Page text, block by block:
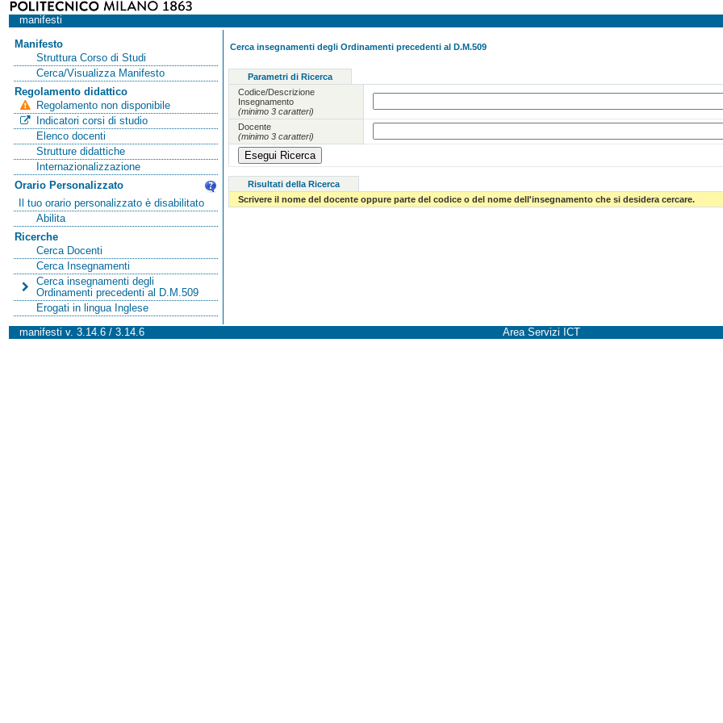
manifesti
Manifesto
Struttura Corso di Studi
Cerca/Visualizza Manifesto
Regolamento didattico
Regolamento non disponibile
Indicatori corsi di studio
Elenco docenti
Strutture didattiche
Internazionalizzazione
Orario Personalizzato
Il tuo orario personalizzato è disabilitato
Abilita
Ricerche
Cerca Docenti
Cerca Insegnamenti
Cerca insegnamenti degli
Ordinamenti precedenti al D.M.509
Erogati in lingua Inglese
Cerca insegnamenti degli Ordinamenti precedenti al D.M.509
Parametri di Ricerca
Codice/Descrizione
Insegnamento
(minimo 3 caratteri)
Docente
(minimo 3 caratteri)
Risultati della Ricerca
Scrivere il nome del docente oppure parte del codice o del nome dell'insegnamento che si desidera cercare.
manifesti v. 3.14.6 / 3.14.6 Area Servizi ICT